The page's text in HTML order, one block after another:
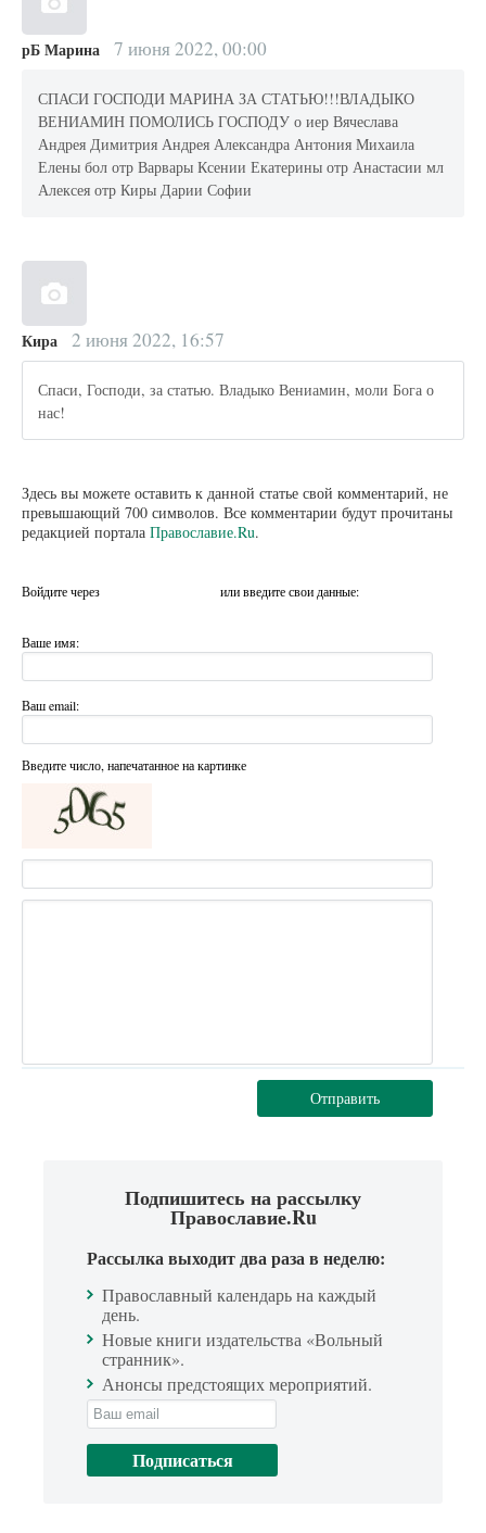
рБ Марина 7 июня 2022, 00:00
СПАСИ ГОСПОДИ МАРИНА ЗА СТАТЬЮ!!!ВЛАДЫКО
ВЕНИАМИН ПОМОЛИСЬ ГОСПОДУ о иер Вячеслава
Андрея Димитрия Андрея Александра Антония Михаила
Елены бол отр Варвары Ксении Екатерины отр Анастасии мл
Алексея отр Киры Дарии Софии
Кира 2 июня 2022, 16:57
Спаси, Господи, за статью. Владыко Вениамин, моли Бога о
нас!
Здесь вы можете оставить к данной статье свой комментарий, не
превышающий 700 символов. Все комментарии будут прочитаны
редакцией портала Православие.Ru.
Войдите через или введите свои данные:
Ваше имя:
Ваш email:
Введите число, напечатанное на картинке
Отправить
Подпишитесь на рассылку
Православие.Ru
Рассылка выходит два раза в неделю:
Православный календарь на каждый
день.
Новые книги издательства «Вольный
странник».
Анонсы предстоящих мероприятий.